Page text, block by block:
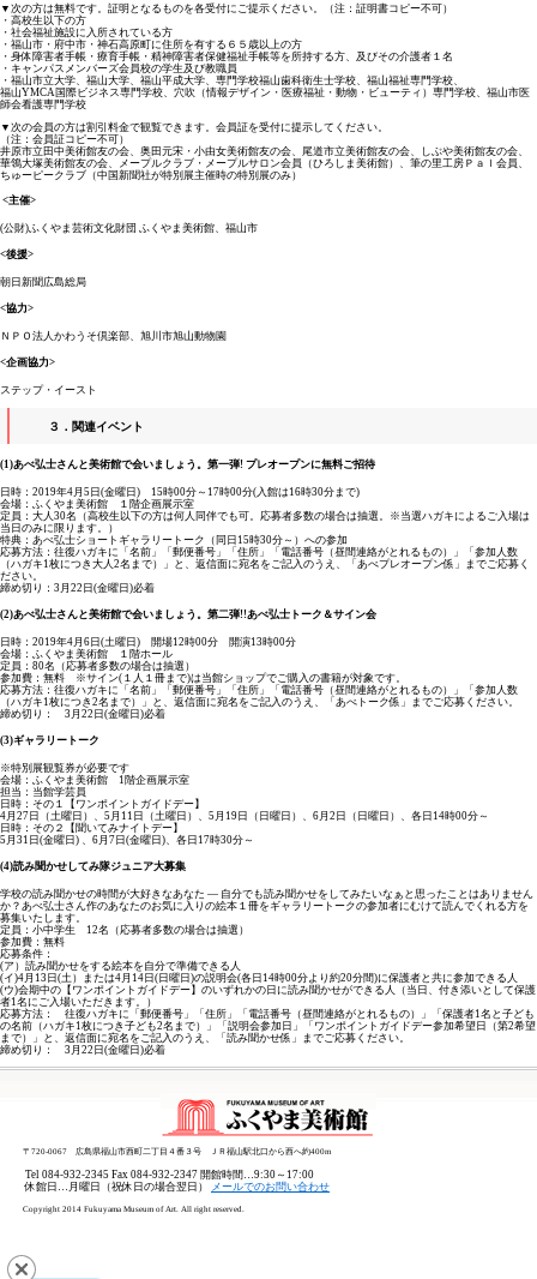
▼次の方は無料です。証明となるものを各受付にご提示ください。（注：証明書コピー不可）
・高校生以下の方
・社会福祉施設に入所されている方
・福山市・府中市・神石高原町に住所を有する６５歳以上の方
・身体障害者手帳・療育手帳・精神障害者保健福祉手帳等を所持する方、及びその介護者１名
・キャンパスメンバーズ会員校の学生及び教職員
・福山市立大学、福山大学、福山平成大学、専門学校福山歯科衛生士学校、福山福祉専門学校、
福山YMCA国際ビジネス専門学校、穴吹（情報デザイン・医療福祉・動物・ビューティ）専門学校、福山市医
師会看護専門学校
▼次の会員の方は割引料金で観覧できます。会員証を受付に提示してください。
（注：会員証コピー不可）
井原市立田中美術館友の会、奥田元宋・小由女美術館友の会、尾道市立美術館友の会、しぶや美術館友の会、
華鴒大塚美術館友の会、メープルクラブ・メープルサロン会員（ひろしま美術館）、筆の里工房Ｐａｌ会員、
ちゅーピークラブ（中国新聞社が特別展主催時の特別展のみ）
<主催>
(公財)ふくやま芸術文化財団 ふくやま美術館、福山市
<後援>
朝日新聞広島総局
<協力>
ＮＰＯ法人かわうそ倶楽部、旭川市旭山動物園
<企画協力>
ステップ・イースト
３．関連イベント
(1)あべ弘士さんと美術館で会いましょう。第一弾! プレオープンに無料ご招待
日時：2019年4月5日(金曜日) 15時00分～17時00分(入館は16時30分まで)
会場：ふくやま美術館 １階企画展示室
定員：大人30名（高校生以下の方は何人同伴でも可。応募者多数の場合は抽選。※当選ハガキによるご入場は
当日のみに限ります。）
特典：あべ弘士ショートギャラリートーク（同日15時30分～）への参加
応募方法：往復ハガキに「名前」「郵便番号」「住所」「電話番号（昼間連絡がとれるもの）」「参加人数
（ハガキ1枚につき大人2名まで）」と、返信面に宛名をご記入のうえ、「あべプレオープン係」までご応募く
ださい。
締め切り：3月22日(金曜日)必着
(2)あべ弘士さんと美術館で会いましょう。第二弾!!あべ弘士トーク＆サイン会
日時：2019年4月6日(土曜日) 開場12時00分 開演13時00分
会場：ふくやま美術館 １階ホール
定員：80名（応募者多数の場合は抽選）
参加費：無料 ※サイン(１人１冊まで)は当館ショップでご購入の書籍が対象です。
応募方法：往復ハガキに「名前」「郵便番号」「住所」「電話番号（昼間連絡がとれるもの）」「参加人数
（ハガキ1枚につき2名まで）」と、返信面に宛名をご記入のうえ、「あべトーク係」までご応募ください。
締め切り： 3月22日(金曜日)必着
(3)ギャラリートーク
※特別展観覧券が必要です
会場：ふくやま美術館 1階企画展示室
担当：当館学芸員
日時：その１【ワンポイントガイドデー】
4月27日（土曜日）、5月11日（土曜日）、5月19日（日曜日）、6月2日（日曜日）、各日14時00分～
日時：その２【聞いてみナイトデー】
5月31日(金曜日) 、6月7日(金曜日)、各日17時30分～
(4)読み聞かせしてみ隊ジュニア大募集
学校の読み聞かせの時間が大好きなあなた ― 自分でも読み聞かせをしてみたいなぁと思ったことはありません
か？あべ弘士さん作のあなたのお気に入りの絵本１冊をギャラリートークの参加者にむけて読んでくれる方を
募集いたします。
定員：小中学生 12名（応募者多数の場合は抽選）
参加費：無料
応募条件：
(ア）読み聞かせをする絵本を自分で準備できる人
(イ)4月13日(土）または4月14日(日曜日)の説明会(各日14時00分より約20分間)に保護者と共に参加できる人
(ウ)会期中の【ワンポイントガイドデー】のいずれかの日に読み聞かせができる人（当日、付き添いとして保護
者1名にご入場いただきます。）
応募方法： 往復ハガキに「郵便番号」「住所」「電話番号（昼間連絡がとれるもの）」「保護者1名と子ども
の名前（ハガキ1枚につき子ども2名まで）」「説明会参加日」「ワンポイントガイドデー参加希望日（第2希望
まで）」と、返信面に宛名をご記入のうえ、「読み聞かせ係」までご応募ください。
締め切り： 3月22日(金曜日)必着
〒720-0067 広島県福山市西町二丁目４番３号 ＪＲ福山駅北口から西へ約400m
Tel 084-932-2345 Fax 084-932-2347 開館時間…9:30～17:00
休館日…月曜日（祝休日の場合翌日） メールでのお問い合わせ
Copyright 2014 Fukuyama Museum of Art. All right reserved.